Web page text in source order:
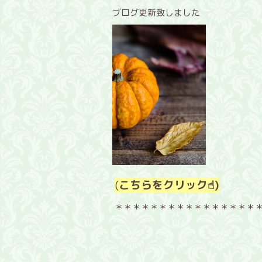
ブログ更新致しました
(こちらをクリック☝︎)
＊＊＊＊＊＊＊＊＊＊＊＊＊＊＊＊